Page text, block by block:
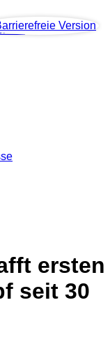
ersten
seit 30